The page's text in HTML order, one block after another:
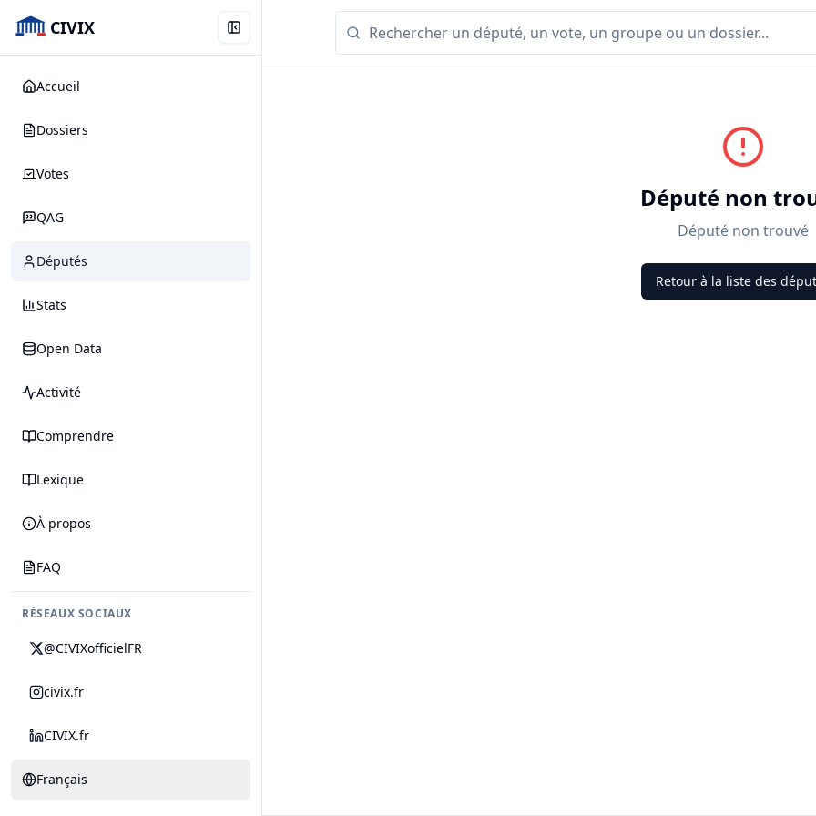
CIVIX
Accueil
Dossiers
Votes
QAG
Députés
Stats
Open Data
Activité
Comprendre
Lexique
À propos
FAQ
RÉSEAUX SOCIAUX
@CIVIXofficielFR
civix.fr
CIVIX.fr
Français
Député non
Député non trouvé
Retour à la liste des